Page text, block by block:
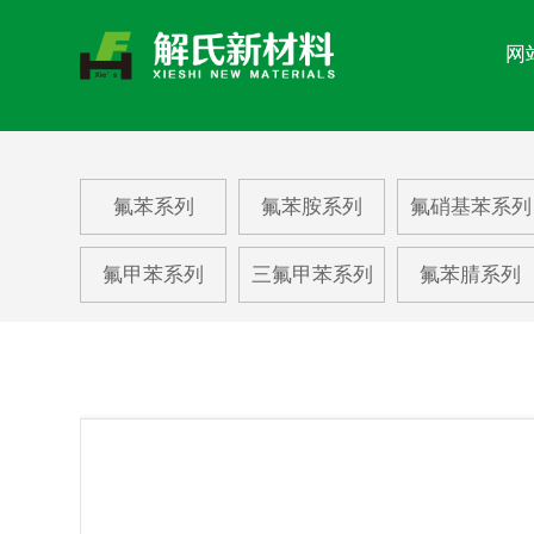
网
关于我们
About us
产品中心
Product center
新闻中心
News center
氟苯系列 氟苯胺系列 氟硝基苯系列
氟甲苯系列 三氟甲苯系列 氟苯腈系列